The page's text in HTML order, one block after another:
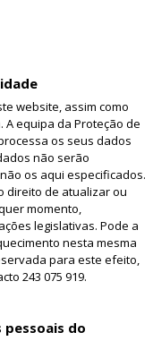
website, assim como
A equipa da Proteção de
os seus dados
não serão
os aqui especificados.
direito de atualizar ou
momento,
legislativas. Pode a
nesta mesma
para este efeito,
243 075 919.
pessoais do